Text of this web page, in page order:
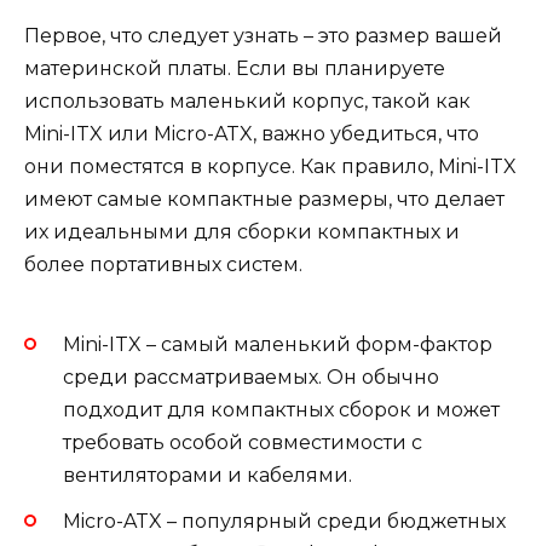
Первое, что следует узнать – это размер вашей
материнской платы. Если вы планируете
использовать маленький корпус, такой как
Mini-ITX или Micro-ATX, важно убедиться, что
они поместятся в корпусе. Как правило, Mini-ITX
имеют самые компактные размеры, что делает
их идеальными для сборки компактных и
более портативных систем.
Mini-ITX – самый маленький форм-фактор
среди рассматриваемых. Он обычно
подходит для компактных сборок и может
требовать особой совместимости с
вентиляторами и кабелями.
Micro-ATX – популярный среди бюджетных